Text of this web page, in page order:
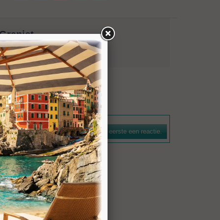
De boorkroon is voorzien van een
spoelwerking. De bezettingshoogte bedraagt 7
gangbare machines zijn leverbaar.Schrijf als eerste een reactie.